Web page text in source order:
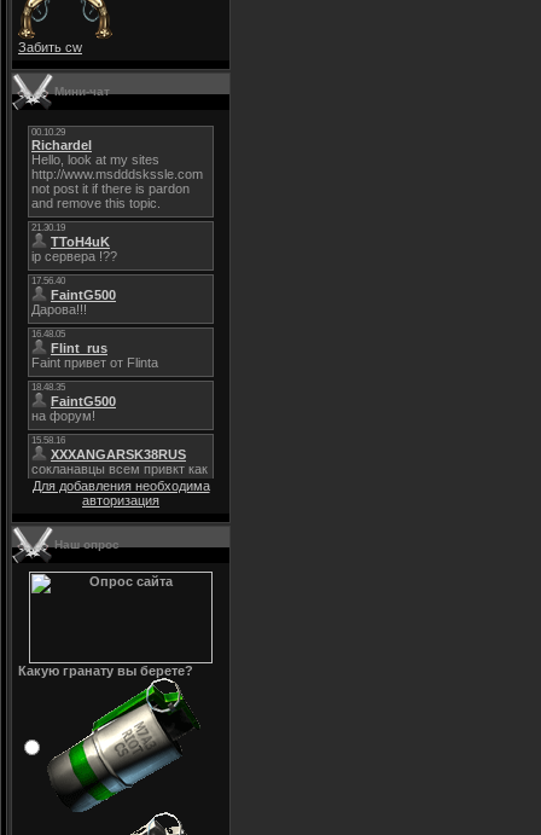
Забить cw
Мини-чат
Для добавления необходима
авторизация
Наш опрос
Какую гранату вы берете?